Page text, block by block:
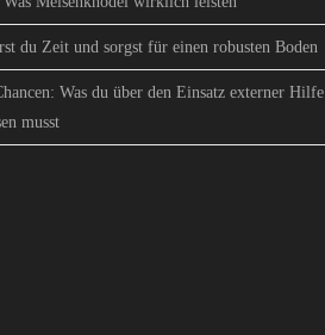
du Zeit und sorgst für einen robusten Boden
Was du über den Einsatz externer Hilfe
musst